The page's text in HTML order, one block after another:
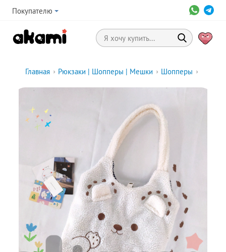
Покупателю
Главная › Рюкзаки | Шопперы | Мешки › Шопперы ›